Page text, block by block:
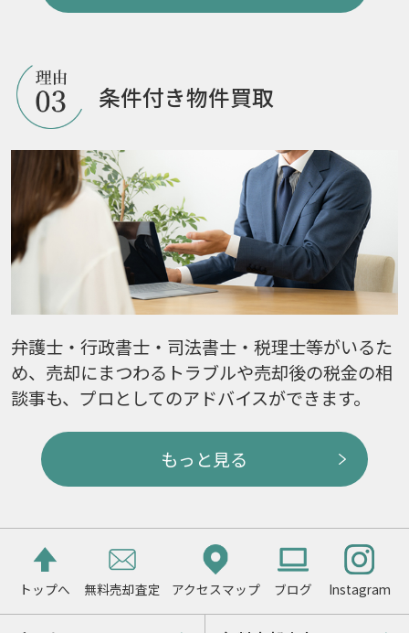
条件付き物件買取
弁護士・行政書士・司法書士・税理士等がいるた
め、売却にまつわるトラブルや売却後の税金の相
談事も、プロとしてのアドバイスができます。
もっと見る
トップへ 無料売却査定 アクセスマップ ブログ Instagram